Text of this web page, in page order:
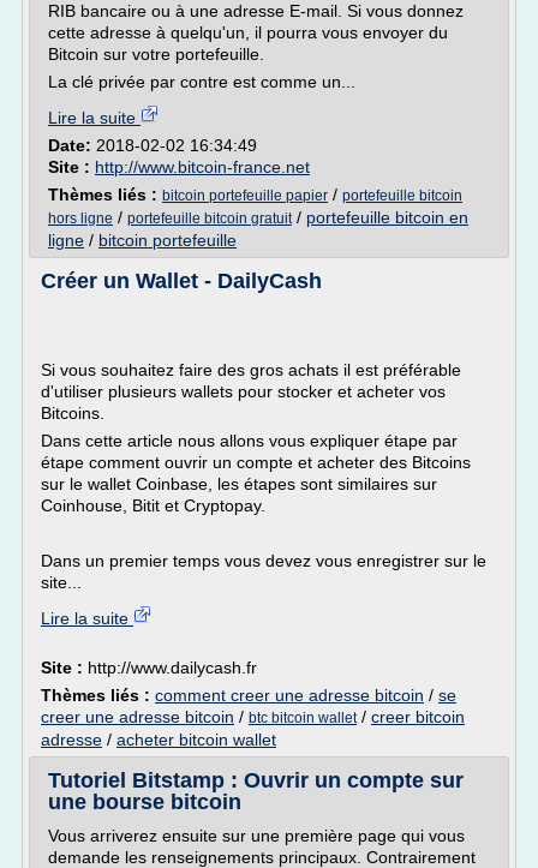
RIB bancaire ou à une adresse E-mail. Si vous donnez
cette adresse à quelqu'un, il pourra vous envoyer du
Bitcoin sur votre portefeuille.
La clé privée par contre est comme un...
Lire la suite
Date: 2018-02-02 16:34:49
Site : http://www.bitcoin-france.net
Thèmes liés : bitcoin portefeuille papier / portefeuille bitcoin
hors ligne / portefeuille bitcoin gratuit/ portefeuille bitcoin en
ligne / bitcoin portefeuille
Créer un Wallet - DailyCash
Si vous souhaitez faire des gros achats il est préférable
d'utiliser plusieurs wallets pour stocker et acheter vos
Bitcoins.
Dans cette article nous allons vous expliquer étape par
étape comment ouvrir un compte et acheter des Bitcoins
sur le wallet Coinbase, les étapes sont similaires sur
Coinhouse, Bitit et Cryptopay.
Dans un premier temps vous devez vous enregistrer sur le
site...
Lire la suite
Site : http://www.dailycash.fr
Thèmes liés : comment creer une adresse bitcoin / se
creer une adresse bitcoin / btc bitcoin wallet/ creer bitcoin
adresse / acheter bitcoin wallet
Tutoriel Bitstamp : Ouvrir un compte sur
une bourse bitcoin
Vous arriverez ensuite sur une première page qui vous
demande les renseignements principaux. Contrairement